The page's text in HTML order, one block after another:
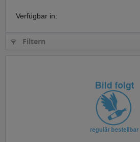
Verfügbar in:
Filtern